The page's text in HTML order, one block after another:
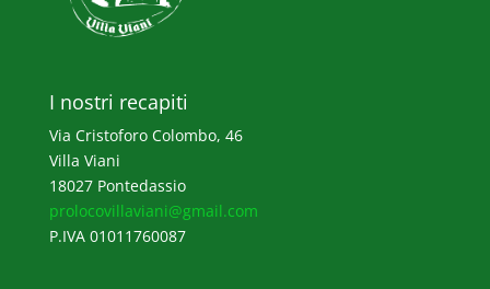
I nostri recapiti
Via Cristoforo Colombo, 46
Villa Viani
18027 Pontedassio
prolocovillaviani@gmail.com
P.IVA 01011760087